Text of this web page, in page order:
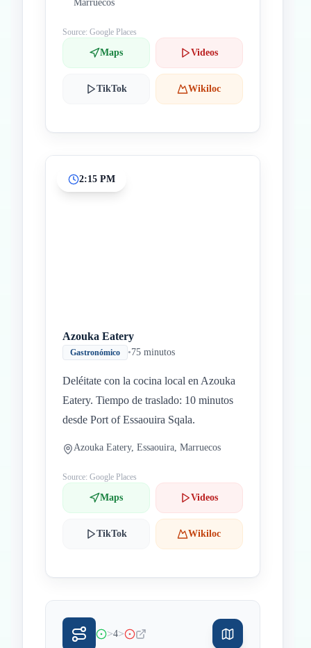
Marruecos
Source: Google Places
Maps Videos
TikTok Wikiloc
2:15 PM
Azouka Eatery
Gastronómico •75 minutos
Deléitate con la cocina local en Azouka
Eatery. Tiempo de traslado: 10 minutos
desde Port of Essaouira Sqala.
Azouka Eatery, Essaouira, Marruecos
Source: Google Places
Maps Videos
TikTok Wikiloc
>4>